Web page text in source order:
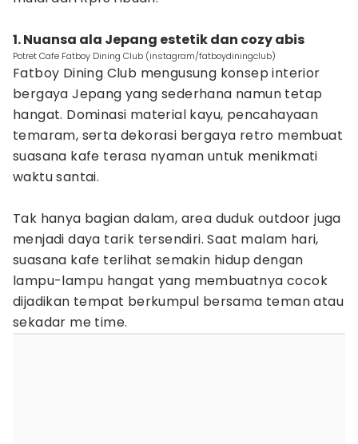
1. Nuansa ala Jepang estetik dan cozy abis
Potret Cafe Fatboy Dining Club (instagram/fatboydiningclub)
Fatboy Dining Club mengusung konsep interior
bergaya Jepang yang sederhana namun tetap
hangat. Dominasi material kayu, pencahayaan
temaram, serta dekorasi bergaya retro membuat
suasana kafe terasa nyaman untuk menikmati
waktu santai.
Tak hanya bagian dalam, area duduk outdoor juga
menjadi daya tarik tersendiri. Saat malam hari,
suasana kafe terlihat semakin hidup dengan
lampu-lampu hangat yang membuatnya cocok
dijadikan tempat berkumpul bersama teman atau
sekadar me time.